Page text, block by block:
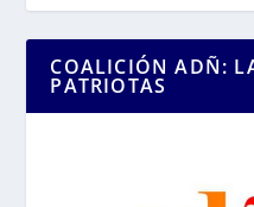
COALICIÓN ADÑ:
PATRIOTAS